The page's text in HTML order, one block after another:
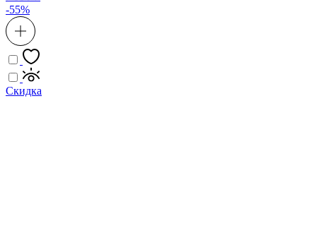
-55%
Скидка